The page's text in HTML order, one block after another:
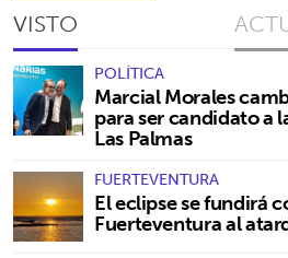
VISTO
POLÍTICA
Marcial Morales
para ser candidato a
Las Palmas
FUERTEVENTURA
El eclipse se fundirá
Fuerteventura al